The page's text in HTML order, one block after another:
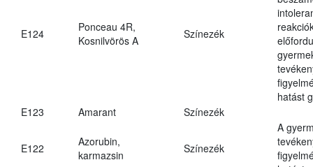
E124
Ponceau 4R,
Kosnilvörös A
Színezék
hatást
E123
Amarant Színezék
E122
Azorubin,
karmazsin
Színezék
A